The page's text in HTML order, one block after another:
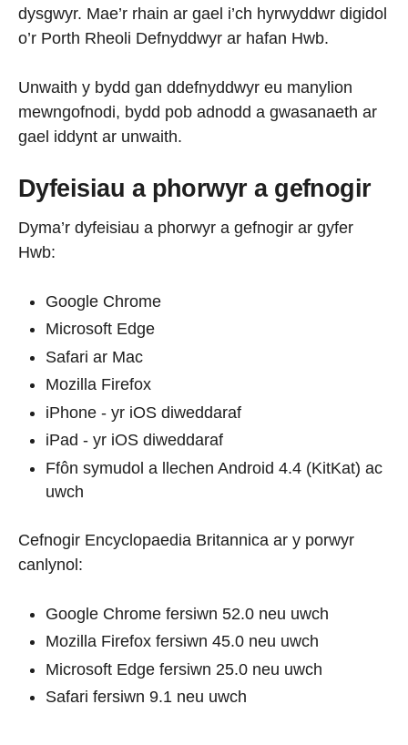
dysgwyr. Mae’r rhain ar gael i’ch hyrwyddwr digidol
o’r Porth Rheoli Defnyddwyr ar hafan Hwb.
Unwaith y bydd gan ddefnyddwyr eu manylion
mewngofnodi, bydd pob adnodd a gwasanaeth ar
gael iddynt ar unwaith.
Dyfeisiau a phorwyr a gefnogir
Dyma’r dyfeisiau a phorwyr a gefnogir ar gyfer
Hwb:
Google Chrome
Microsoft Edge
Safari ar Mac
Mozilla Firefox
iPhone - yr iOS diweddaraf
iPad - yr iOS diweddaraf
Ffôn symudol a llechen Android 4.4 (KitKat) ac
uwch
Cefnogir Encyclopaedia Britannica ar y porwyr
canlynol:
Google Chrome fersiwn 52.0 neu uwch
Mozilla Firefox fersiwn 45.0 neu uwch
Microsoft Edge fersiwn 25.0 neu uwch
Safari fersiwn 9.1 neu uwch